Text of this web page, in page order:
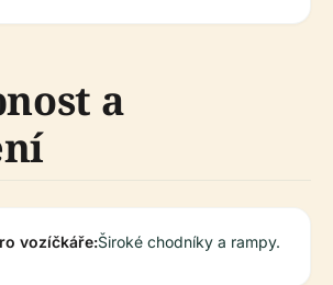
a
vozíčkáře:Široké chodníky a rampy.